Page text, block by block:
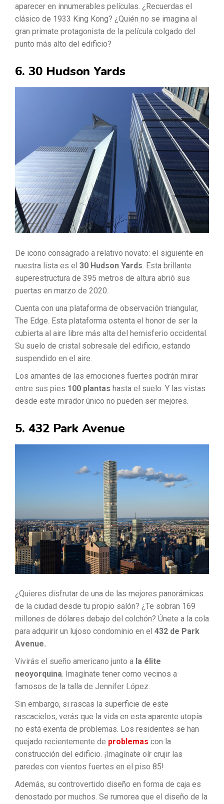
aparecer en innumerables películas. ¿Recuerdas el
clásico de 1933 King Kong? ¿Quién no se imagina al
gran primate protagonista de la película colgado del
punto más alto del edificio?
6. 30 Hudson Yards
De icono consagrado a relativo novato: el siguiente en
nuestra lista es el 30 Hudson Yards . Esta brillante
superestructura de 395 metros de altura abrió sus
puertas en marzo de 2020.
Cuenta con una plataforma de observación triangular,
The Edge. Esta plataforma ostenta el honor de ser la
cubierta al aire libre más alta del hemisferio occidental.
Su suelo de cristal sobresale del edificio, estando
suspendido en el aire.
Los amantes de las emociones fuertes podrán mirar
entre sus pies 100 plantas hasta el suelo. Y las vistas
desde este mirador único no pueden ser mejores.
5. 432 Park Avenue
¿Quieres disfrutar de una de las mejores panorámicas
de la ciudad desde tu propio salón? ¿Te sobran 169
millones de dólares debajo del colchón? Únete a la cola
para adquirir un lujoso condominio en el 432 de Park
Avenue.
Vivirás el sueño americano junto a la élite
neoyorquina. Imagínate tener como vecinos a
famosos de la talla de Jennifer López.
Sin embargo, si rascas la superficie de este
rascacielos, verás que la vida en esta aparente utopía
no está exenta de problemas. Los residentes se han
quejado recientemente de problemas con la
construcción del edificio. ¡Imagínate oír crujir las
paredes con vientos fuertes en el piso 85!
Además, su controvertido diseño en forma de caja es
denostado por muchos. Se rumorea que el diseño de la